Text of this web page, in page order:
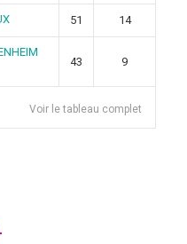
51 14
43 9
Voir le tableau complet